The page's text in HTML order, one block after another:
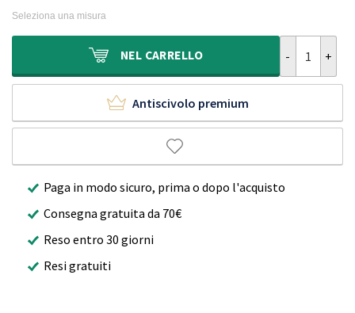
910,00€.
649,90€.
Seleziona una misura
NEL CARRELLO
Antiscivolo premium
Paga in modo sicuro, prima o dopo l'acquisto
Consegna gratuita da 70€
Reso entro 30 giorni
Resi gratuiti